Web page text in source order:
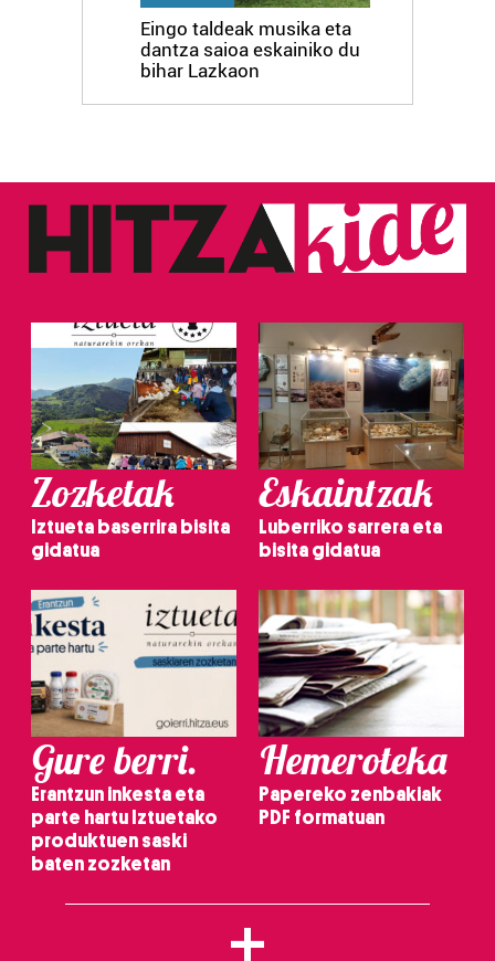
Eingo taldeak musika eta
dantza saioa eskainiko du
bihar Lazkaon
Zozketak
Iztueta baserrira bisita
gidatua
Eskaintzak
Luberriko sarrera eta
bisita gidatua
Gure berri.
Erantzun inkesta eta
parte hartu Iztuetako
produktuen saski
baten zozketan
Hemeroteka
Papereko zenbakiak
PDF formatuan